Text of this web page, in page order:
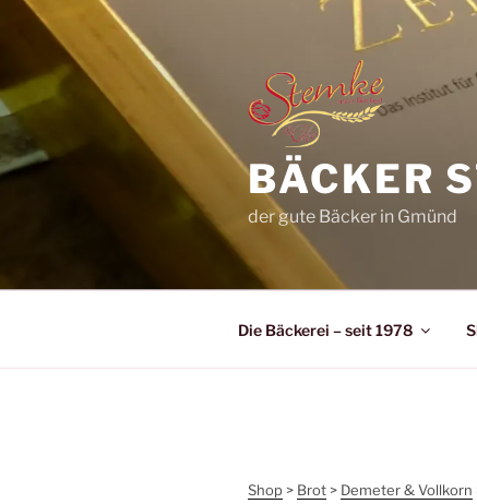
Zum
springen
BÄCKER
der gute Bäcker in Gmünd
Die Bäckerei – seit 1978
Shop > Brot > Demeter & Vollkorn